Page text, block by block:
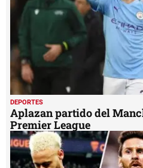
DEPORTES
Aplazan partido del
Premier League